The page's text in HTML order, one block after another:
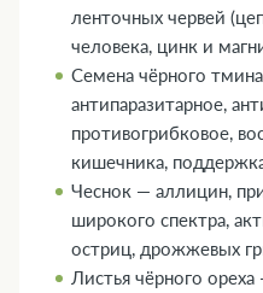
ленточных червей
человека, цинк и
Семена чёрного
антипаразитарное,
противогрибковое,
кишечника,
Чеснок — аллицин,
широкого спектра,
остриц, дрожжевых
Листья чёрного